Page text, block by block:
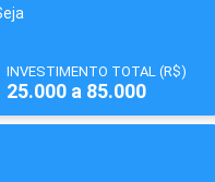
INVESTIMENTO TOTAL (R$)
25.000 a 85.000